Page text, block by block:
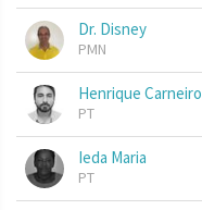
Dr. Disney
PMN
Henrique Carneiro
PT
Ieda Maria
PT